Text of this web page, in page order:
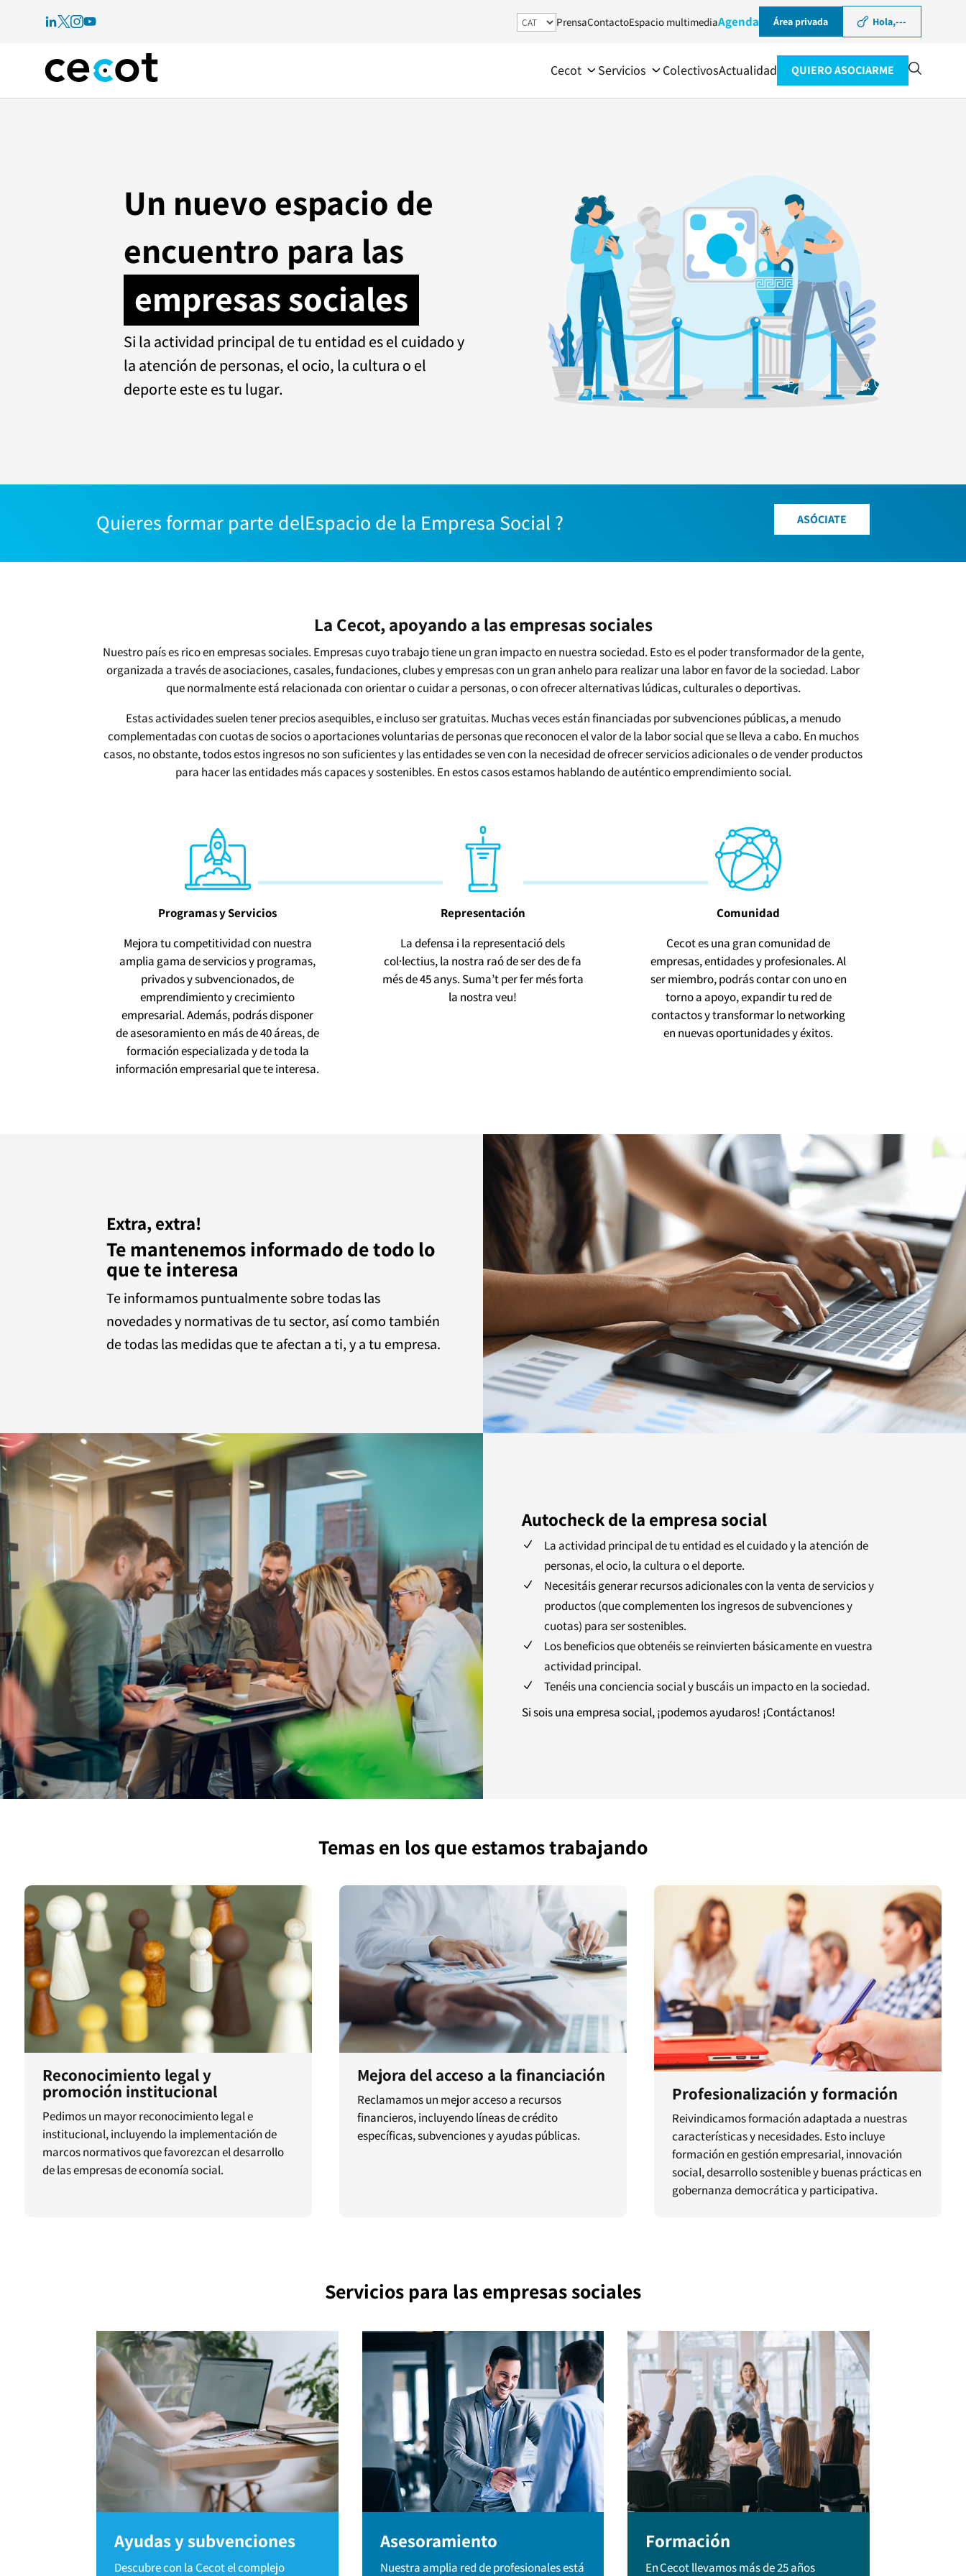
PrensaContactoEspacio multimediaAgenda Área privada Hola,---
Cecot Servicios ColectivosActualidad QUIERO ASOCIARME
Un nuevo espacio de
encuentro para las
empresas sociales
Si la actividad principal de tu entidad es el cuidado y
la atención de personas, el ocio, la cultura o el
deporte este es tu lugar.
Quieres formar parte delEspacio de la Empresa Social ? ASÓCIATE
La Cecot, apoyando a las empresas sociales
Nuestro país es rico en empresas sociales. Empresas cuyo trabajo tiene un gran impacto en nuestra sociedad. Esto es el poder transformador de la gente,
organizada a través de asociaciones, casales, fundaciones, clubes y empresas con un gran anhelo para realizar una labor en favor de la sociedad. Labor
que normalmente está relacionada con orientar o cuidar a personas, o con ofrecer alternativas lúdicas, culturales o deportivas.
Estas actividades suelen tener precios asequibles, e incluso ser gratuitas. Muchas veces están financiadas por subvenciones públicas, a menudo
complementadas con cuotas de socios o aportaciones voluntarias de personas que reconocen el valor de la labor social que se lleva a cabo. En muchos
casos, no obstante, todos estos ingresos no son suficientes y las entidades se ven con la necesidad de ofrecer servicios adicionales o de vender productos
para hacer las entidades más capaces y sostenibles. En estos casos estamos hablando de auténtico emprendimiento social.
Programas y Servicios
Mejora tu competitividad con nuestra
amplia gama de servicios y programas,
privados y subvencionados, de
emprendimiento y crecimiento
empresarial. Además, podrás disponer
de asesoramiento en más de 40 áreas, de
formación especializada y de toda la
información empresarial que te interesa.
Representación
La defensa i la representació dels
col·lectius, la nostra raó de ser des de fa
més de 45 anys. Suma’t per fer més forta
la nostra veu!
Comunidad
Cecot es una gran comunidad de
empresas, entidades y profesionales. Al
ser miembro, podrás contar con uno en
torno a apoyo, expandir tu red de
contactos y transformar lo networking
en nuevas oportunidades y éxitos.
Extra, extra!
Te mantenemos informado de todo lo
que te interesa
Te informamos puntualmente sobre todas las
novedades y normativas de tu sector, así como también
de todas las medidas que te afectan a ti, y a tu empresa.
Autocheck de la empresa social
N
La actividad principal de tu entidad es el cuidado y la atención de
personas, el ocio, la cultura o el deporte.
N
Necesitáis generar recursos adicionales con la venta de servicios y
productos (que complementen los ingresos de subvenciones y
cuotas) para ser sostenibles.
N
Los beneficios que obtenéis se reinvierten básicamente en vuestra
actividad principal.
N
Tenéis una conciencia social y buscáis un impacto en la sociedad.
Si sois una empresa social, ¡podemos ayudaros! ¡Contáctanos!
Temas en los que estamos trabajando
Reconocimiento legal y
promoción institucional
Pedimos un mayor reconocimiento legal e
institucional, incluyendo la implementación de
marcos normativos que favorezcan el desarrollo
de las empresas de economía social.
Mejora del acceso a la financiación
Reclamamos un mejor acceso a recursos
financieros, incluyendo líneas de crédito
específicas, subvenciones y ayudas públicas.
Profesionalización y formación
Reivindicamos formación adaptada a nuestras
características y necesidades. Esto incluye
formación en gestión empresarial, innovación
social, desarrollo sostenible y buenas prácticas en
gobernanza democrática y participativa.
Servicios para las empresas sociales
Ayudas y subvenciones
Descubre con la Cecot el complejo
Asesoramiento
Nuestra amplia red de profesionales está
Formación
En Cecot llevamos más de 25 años